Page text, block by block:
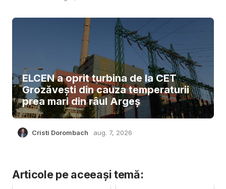
ELCEN a oprit turbina de la CET
Grozăvești din cauza temperaturii
prea mari din râul Argeș
Cristi Dorombach aug. 7, 2026
Articole pe aceeași temă: